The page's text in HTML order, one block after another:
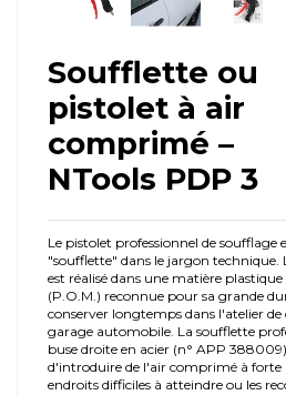
Soufflette ou
pistolet à air
comprimé –
NTools PDP 3
Le pistolet professionnel de soufflage
"soufflette" dans le jargon
est réalisé dans une matière
(P.O.M.) reconnue pour sa grande
conserver longtemps dans l'atelier de
garage automobile. La soufflette
buse droite en acier (n° APP
d'introduire de l'air comprimé à forte
endroits difficiles à atteindre ou les